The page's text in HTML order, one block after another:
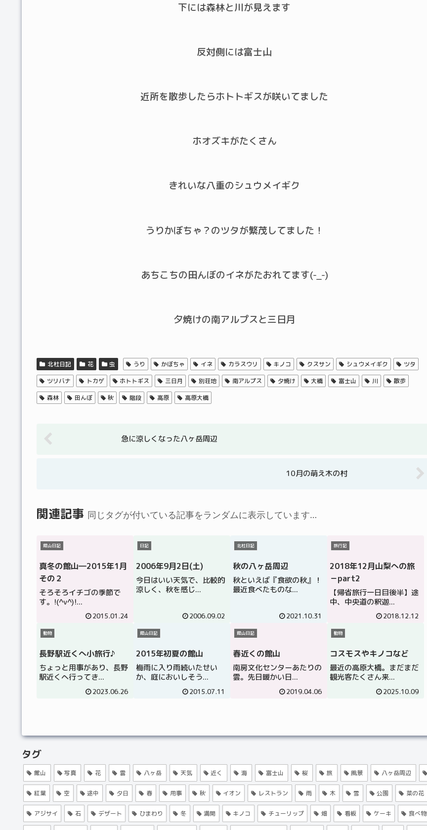
下には森林と川が見えます
反対側には富士山
近所を散歩したらホトトギスが咲いてました
ホオズキがたくさん
きれいな八重のシュウメイギク
うりかぼちゃ？のツタが繁茂してました！
あちこちの田んぼのイネがたおれてます(-_-)
夕焼けの南アルプスと三日月
北杜日記 花 虫 うり かぼちゃ イネ カラスウリ キノコ クスサン シュウメイギク
ツタ
ツリバナ
トカゲ ホトトギス 三日月 別荘地 南アルプス 夕焼け 大橋 富士山 川
散歩
森林
田んぼ 秋 階段 高原 高原大橋
急に涼しくなった八ヶ岳周辺
10月の萌え木の村
関連記事 同じタグが付いている記事をランダムに表示しています…
館山日記
真冬の館山―2015年1月
その２
そろそろイチゴの季節で
す。!(^v^)!...
2015.01.24
日記
2006年9月2日(土)
今日はいい天気で、比較的
涼しく、秋を感じ...
2006.09.02
北杜日記
秋の八ヶ岳周辺
秋といえば『食欲の秋』！
最近食べたものな...
2021.10.31
旅行記
2018年12月山梨への旅
－part2
【帰省旅行一日目後半】途
中、中央道の釈迦...
2018.12.12
動物
長野駅近くへ小旅行♪
ちょっと用事があり、長野
駅近くへ行ってき...
2023.06.26
館山日記
2015年初夏の館山
梅雨に入り雨続いたせい
か、庭においしそう...
2015.07.11
館山日記
春近くの館山
南房文化センターあたりの
雲。先日暖かい日...
2019.04.06
動物
コスモスやキノコなど
最近の高原大橋。まだまだ
観光客たくさん来...
2025.10.09
タグ
館山 写真 花 雲 八ヶ岳 天気 近く 海 富士山 桜 旅 風景 八ヶ岳周辺
紅葉 空 途中 夕日 春 用事 秋 イオン レストラン 雨 木 雪 公園 菜の花
アジサイ 石 デザート ひまわり 冬 満開 キノコ チューリップ 畑 看板 ケーキ 食べ物